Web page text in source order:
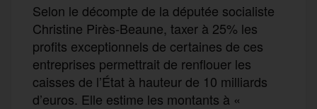
Selon le décompte de la députée socialiste
Christine Pirès-Beaune, taxer à 25% les
profits exceptionnels de certaines de ces
entreprises permettrait de renflouer les
caisses de l’État à hauteur de 10 milliards
d’euros. Elle estime les montants à «